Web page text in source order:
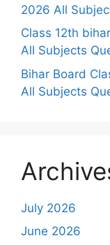
2026 All
Class 12th
All Subjects
Bihar Board
All Subjects
July 2026
June 2026